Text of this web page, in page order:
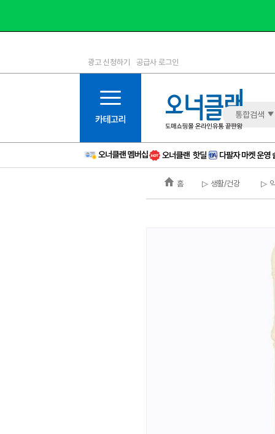
1등급
6등급
11등급
12등급
15등급
16등급
광고 신청하기 공급사 로그인
통합검색
홈 ▷ 생활/건강 ▷